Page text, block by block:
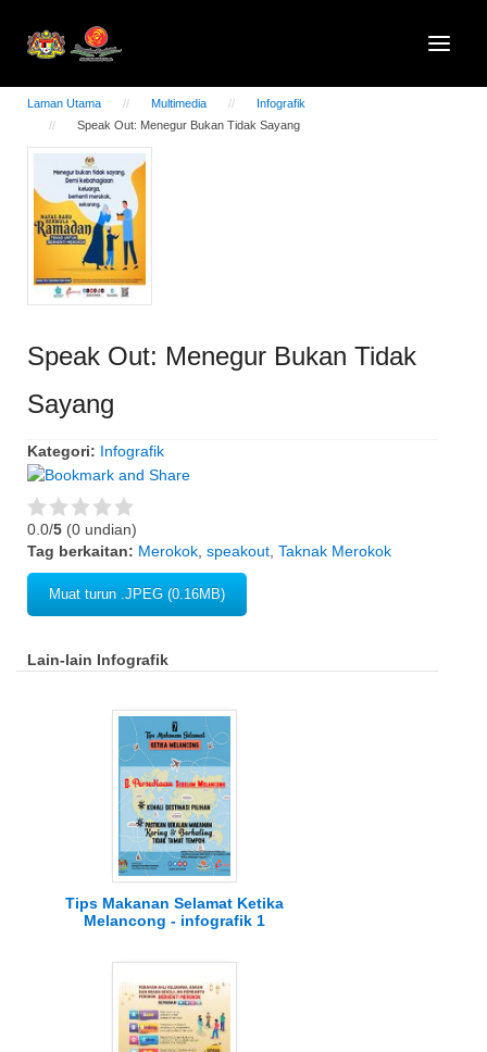
Laman Utama Multimedia
Infografik
Speak Out: Menegur Bukan Tidak Sayang
Speak Out: Menegur Bukan Tidak
Sayang
Kategori: Infografik
0.0/5 (0 undian)
Tag berkaitan: Merokok speakout Taknak Merokok
Muat turun .JPEG (0.16MB)
Lain-lain Infografik
Tips Makanan Selamat Ketika
Melancong - infografik 1